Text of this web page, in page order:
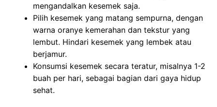
mengandalkan kesemek saja.
Pilih kesemek yang matang sempurna, dengan
warna oranye kemerahan dan tekstur yang
lembut. Hindari kesemek yang lembek atau
berjamur.
Konsumsi kesemek secara teratur, misalnya 1-2
buah per hari, sebagai bagian dari gaya hidup
sehat.